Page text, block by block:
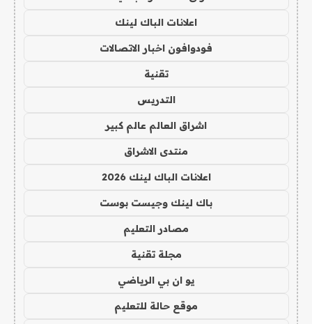
اعلانات الباك لينك
فودوافون اخبار الاتصالات
تقنية
التدريس
اشراق العالم عالم كبير
منتدى الاشراق
اعلانات الباك لينك 2026
باك لينك وجيست بوست
مصادر التعليم
مجلة تقنية
يو ان بي الرياضي
موقع حالة للتعليم